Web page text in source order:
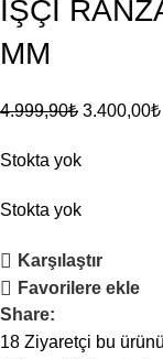
İŞÇİ
MM
4.999,90₺ 3.400,00₺
Stokta yok
Stokta yok
Karşılaştır
Favorilere ekle
Share:
18 Ziyaretçi bu